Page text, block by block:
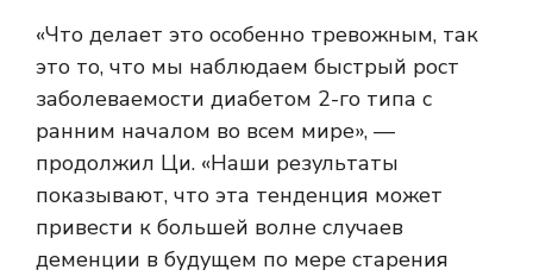
«Что делает это особенно тревожным, так
это то, что мы наблюдаем быстрый рост
заболеваемости диабетом 2-го типа с
ранним началом во всем мире», —
продолжил Ци. «Наши результаты
показывают, что эта тенденция может
привести к большей волне случаев
деменции в будущем по мере старения